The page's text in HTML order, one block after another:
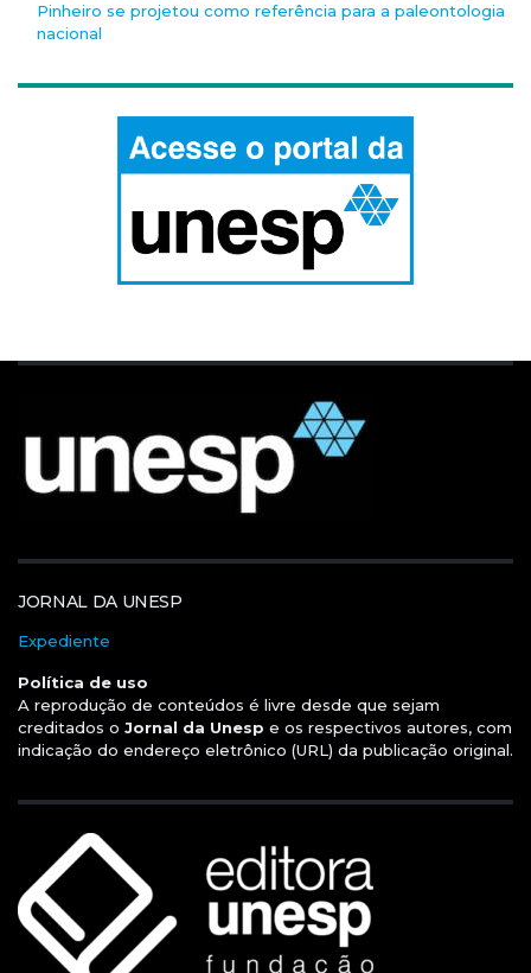
Pinheiro se projetou como referência para a paleontologia
nacional
JORNAL DA UNESP
Expediente
Política de uso
A reprodução de conteúdos é livre desde que sejam
creditados o Jornal da Unesp e os respectivos autores, com
indicação do endereço eletrônico (URL) da publicação original.